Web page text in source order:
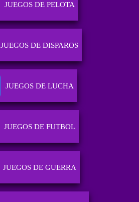
JUEGOS DE PELOTA
JUEGOS DE DISPAROS
JUEGOS DE LUCHA
JUEGOS DE FUTBOL
JUEGOS DE GUERRA